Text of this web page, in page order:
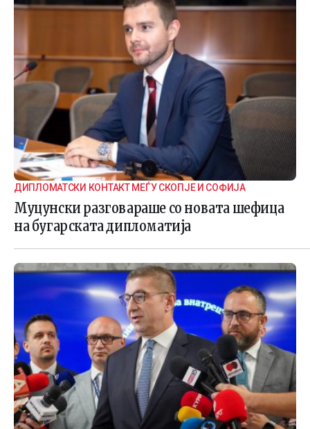
ДИПЛОМАТСКИ КОНТАКТ МЕЃУ СКОПЈЕ И СОФИЈА
Муцунски разговараше со новата шефица
на бугарската дипломатија